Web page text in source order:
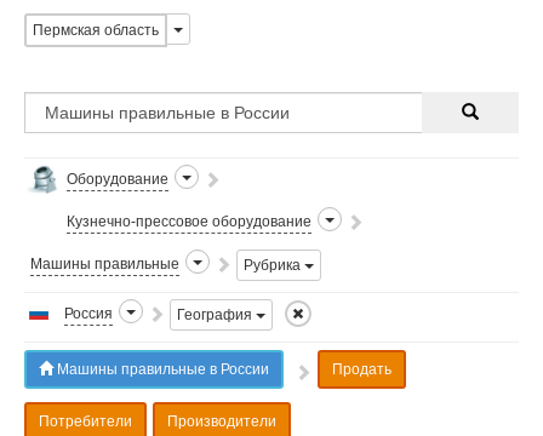
Пермская область
Оборудование
Кузнечно-прессовое оборудование
Машины правильные Рубрика
Россия География
Машины правильные в России Продать
Потребители Производители